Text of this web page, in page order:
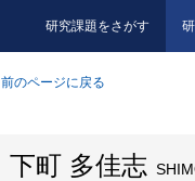
研究課題をさがす
前のページに戻る
下町 多佳志